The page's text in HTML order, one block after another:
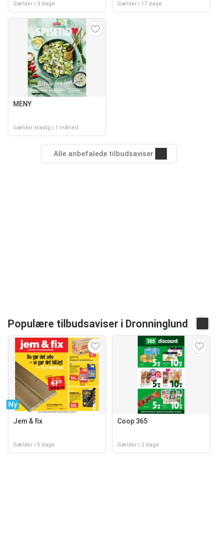
Gælder i 3 dage Gælder i 17 dage
MENY
Gælder stadig i 1 måned
Alle anbefalede tilbudsaviser
Populære tilbudsaviser i Dronninglund
Ny
Jem & fix
Gælder i 5 dage
Coop 365
Gælder i 2 dage